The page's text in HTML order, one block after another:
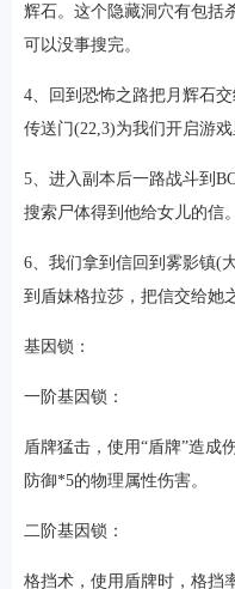
辉石。这个隐藏洞穴有包括
可以没事搜完。
4、回到恐怖之路把月辉石
传送门(22,3)为我们开启游戏
5、进入副本后一路战斗到
搜索尸体得到他给女儿的信。
6、我们拿到信回到雾影镇(
到盾妹格拉莎，把信交给她
基因锁：
一阶基因锁：
盾牌猛击，使用“盾牌”造成
防御*5的物理属性伤害。
二阶基因锁：
格挡术，使用盾牌时，格挡